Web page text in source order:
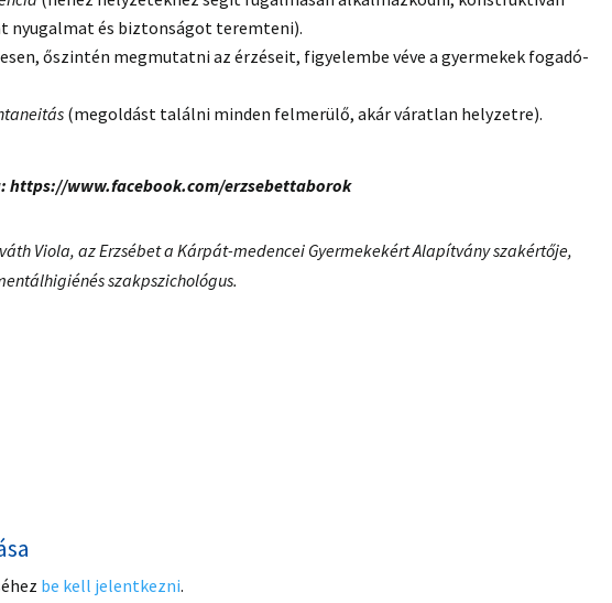
nyugalmat és biztonságot teremteni).
őszintén megmutatni az érzéseit, figyelembe véve a gyermekek fogadó-
(megoldást találni minden felmerülő, akár váratlan helyzetre).
https://www.facebook.com/erzsebettaborok
Viola, az Erzsébet a Kárpát-medencei Gyermekekért Alapítvány szakértője,
szakpszichológus.
be kell jelentkezni.